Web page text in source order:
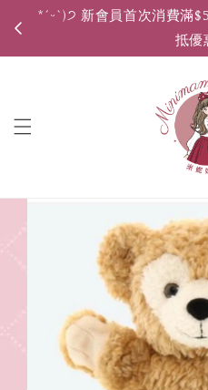
*ˊᵕˋ)੭ 新會員首次消費滿
抵優